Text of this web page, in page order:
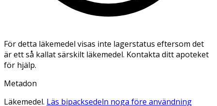
För detta läkemedel visas inte lagerstatus eftersom det
är ett så kallat särskilt läkemedel. Kontakta ditt apoteket
för hjälp.
Metadon
Läkemedel. Läs bipacksedeln noga före användning